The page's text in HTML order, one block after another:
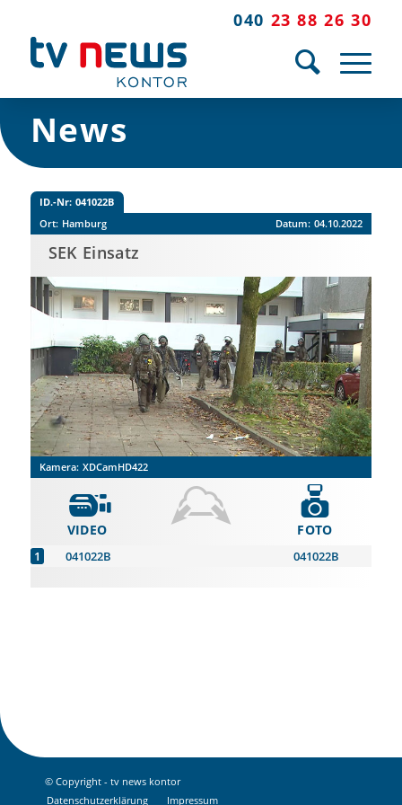
040 23 88 26 30
News
ID.-Nr: 041022B
Ort: Hamburg Datum: 04.10.2022
SEK Einsatz
Kamera: XDCamHD422
VIDEO
041022B
FOTO
041022B
© Copyright - tv news kontor
Datenschutz­erklärung
Impressum